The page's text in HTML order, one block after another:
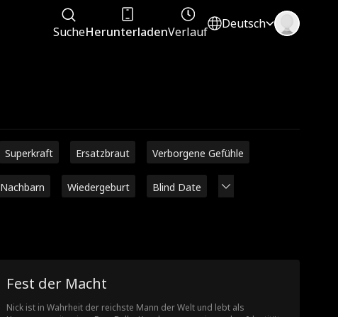
SucheHerunterladenVerlauf
Deutsch
Superkraft Ersatzbraut Verborgene Gefühle
Nachbarn Wiedergeburt Blind Date
Fest der Macht
Nick ist in Wahrheit der reichste Mann der Welt und lebt als